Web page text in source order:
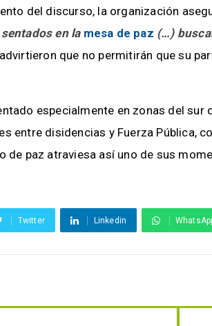
del discurso, la organización
sentados en la mesa de paz (…)
que no permitirán que su
especialmente en zonas del sur
entre disidencias y Fuerza Pública,
de paz atraviesa así uno de sus
Twitter Linkedin